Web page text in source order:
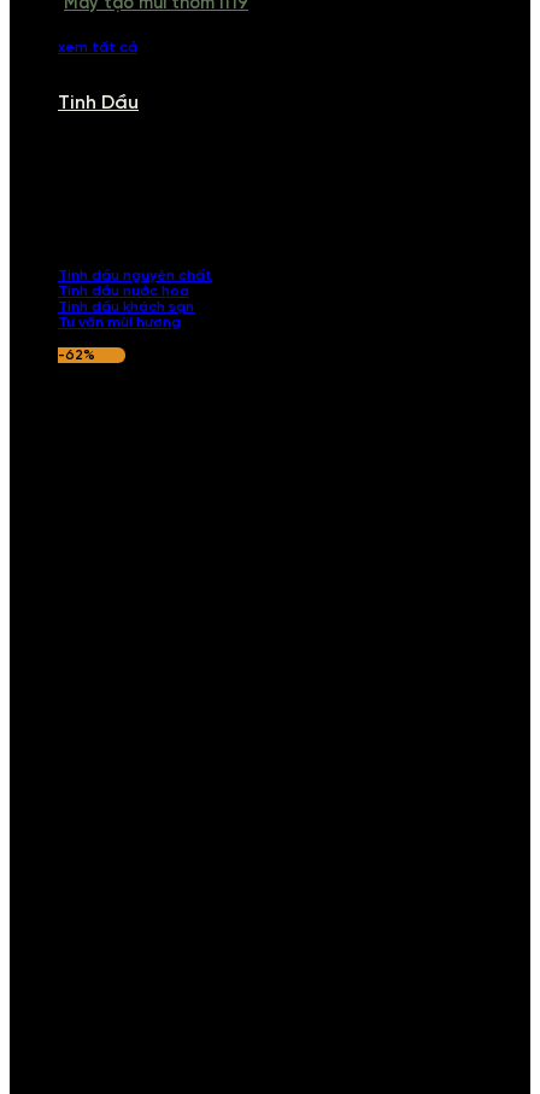
Máy tạo mùi thơm i119
xem tất cả
Tinh Dầu
Tinh dầu nguyên chất
Tinh dầu nước hoa
Tinh dầu khách sạn
Tư vấn mùi hương
-62%